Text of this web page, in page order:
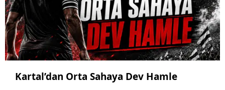
Kartal’dan Orta Sahaya Dev Hamle